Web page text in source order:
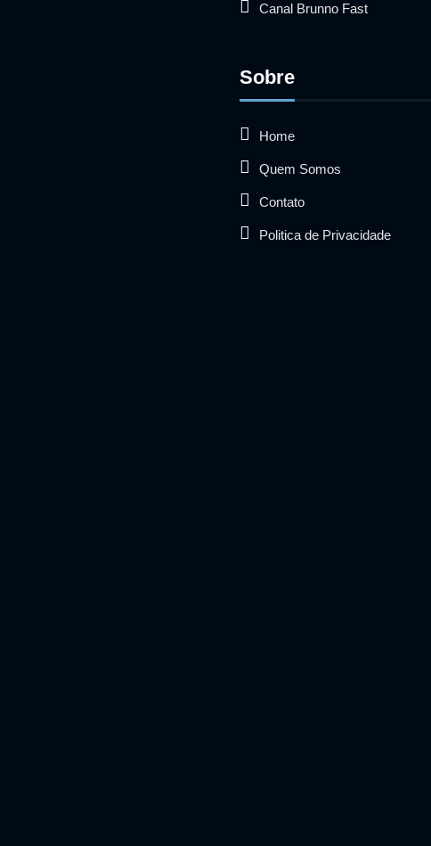
Canal Brunno Fast
Sobre
Home
Quem Somos
Contato
Politica de Privacidade